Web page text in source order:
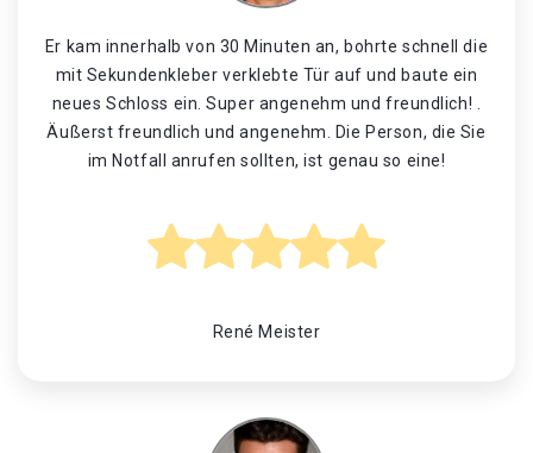
Er kam innerhalb von 30 Minuten an, bohrte schnell die
mit Sekundenkleber verklebte Tür auf und baute ein
neues Schloss ein. Super angenehm und freundlich! .
Äußerst freundlich und angenehm. Die Person, die Sie
im Notfall anrufen sollten, ist genau so eine!
René Meister